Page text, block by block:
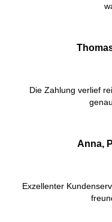
Die Zahlung verlief
Anna,
Exzellenter